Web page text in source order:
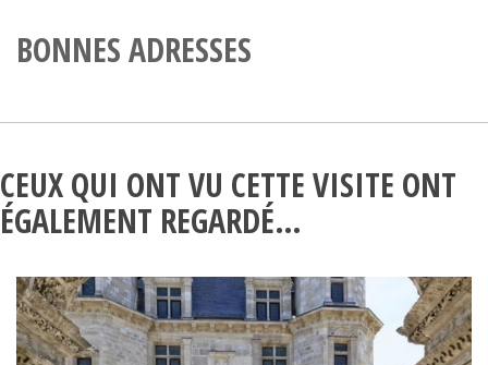
BONNES ADRESSES
CEUX QUI ONT VU CETTE VISITE ONT
ÉGALEMENT REGARDÉ…